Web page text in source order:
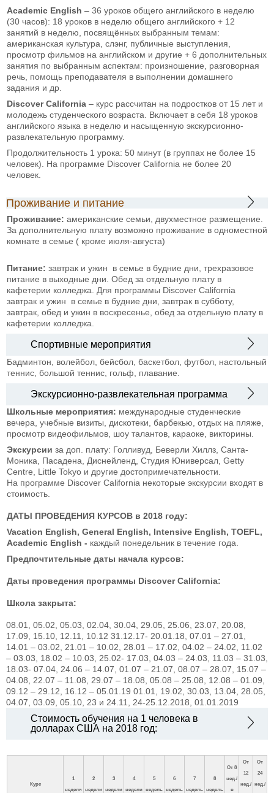
Academic English – 36 уроков общего английского в неделю
(30 часов): 18 уроков в неделю общего английского + 12
занятий в неделю, посвящённых выбранным темам:
американская культура, слэнг, публичные выступления,
просмотр фильмов на английском и другие + 6 дополнительных
занятия по выбранным аспектам: произношение, разговорная
речь, помощь преподавателя в выполнении домашнего
задания и др.
Discover California – курс рассчитан на подростков от 15 лет и
молодежь студенческого возраста. Включает в себя 18 уроков
английского языка в неделю и насыщенную экскурсионно-
развлекательную программу.
Продолжительность 1 урока: 50 минут (в группах не более 15
человек). На программе Discover California не более 20
человек.
Проживание и питание
Проживание: американские семьи, двухместное размещение.
За дополнительную плату возможно проживание в одноместной
комнате в семье ( кроме июля-августа)
Питание: завтрак и ужин в семье в будние дни, трехразовое
питание в выходные дни. Обед за отдельную плату в
кафетерии колледжа. Для программы Discover California
завтрак и ужин в семье в будние дни, завтрак в субботу,
завтрак, обед и ужин в воскресенье, обед за отдельную плату в
кафетерии колледжа.
Спортивные мероприятия
Бадминтон, волейбол, бейсбол, баскетбол, футбол, настольный
теннис, большой теннис, гольф, плавание.
Экскурсионно-развлекательная программа
Школьные мероприятия: международные студенческие
вечера, учебные визиты, дискотеки, барбекью, отдых на пляже,
просмотр видеофильмов, шоу талантов, караоке, викторины.
Экскурсии за доп. плату: Голливуд, Беверли Хиллз, Санта-
Моника, Пасадена, Диснейленд, Студия Юниверсал, Getty
Centre, Little Tokyo и другие достопримечательности.
На программе Discover California некоторые экскурсии входят в
стоимость.
ДАТЫ ПРОВЕДЕНИЯ КУРСОВ в 2018 году:
Vacation English, General English, Intensive English, TOEFL,
Academic English - каждый понедельник в течение года.
Предпочтительные даты начала курсов:
Даты проведения программы Discover California:
Школа закрыта:
08.01, 05.02, 05.03, 02.04, 30.04, 29.05, 25.06, 23.07, 20.08,
17.09, 15.10, 12.11, 10.12 31.12.17- 20.01.18, 07.01 – 27.01,
14.01 – 03.02, 21.01 – 10.02, 28.01 – 17.02, 04.02 – 24.02, 11.02
– 03.03, 18.02 – 10.03, 25.02- 17.03, 04.03 – 24.03, 11.03 – 31.03,
18.03- 07.04, 24.06 – 14.07, 01.07 – 21.07, 08.07 – 28.07, 15.07 –
04.08, 22.07 – 11.08, 29.07 – 18.08, 05.08 – 25.08, 12.08 – 01.09,
09.12 – 29.12, 16.12 – 05.01.19 01.01, 19.02, 30.03, 13.04, 28.05,
04.07, 03.09, 05.10, 23 и 24.11, 24-25.12.2018, 01.01.2019
Стоимость обучения на 1 человека в
долларах США на 2018 год:
Курс
1
неделя
2
недели
3
недели
4
недели
5
недель
6
недель
7
недель
8
недель
От 8
нед./
в
От
12
нед./
От
24
нед./